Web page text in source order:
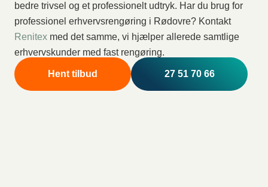
bedre trivsel og et professionelt udtryk. Har du brug for
professionel erhvervsrengøring i Rødovre? Kontakt
Renitex med det samme, vi hjælper allerede samtlige
erhvervskunder med fast rengøring.
Hent tilbud 27 51 70 66